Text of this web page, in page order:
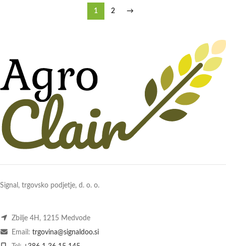
1 2 →
Signal, trgovsko podjetje, d. o. o.
Zbilje 4H, 1215 Medvode
Email: trgovina@signaldoo.si